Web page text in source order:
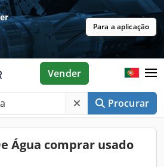
Para a aplicação
Procurar
Vender
Água comprar usado